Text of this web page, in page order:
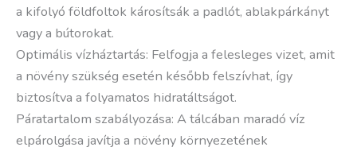
a kifolyó földfoltok károsítsák a padlót, ablakpárkányt
vagy a bútorokat.
Optimális vízháztartás: Felfogja a felesleges vizet, amit
a növény szükség esetén később felszívhat, így
biztosítva a folyamatos hidratáltságot.
Páratartalom szabályozása: A tálcában maradó víz
elpárolgása javítja a növény környezetének